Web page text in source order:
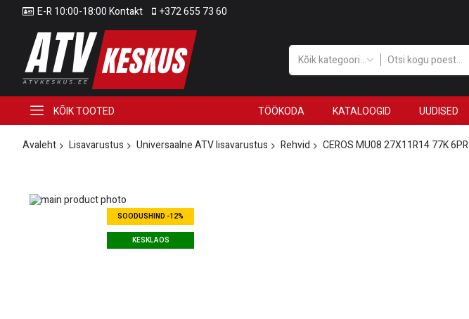
E-R 10:00-18:00 Kontakt +372 655 73 60
Kõik kategooriad
KÕIK TOOTED TÖÖKODA KATALOOGID UUDISED
Avaleht Lisavarustus Universaalne ATV lisavarustus Rehvid CEROS MU08 27X11R14 77K 6PR
Skip
SOODUSHIND -12%
KESKLAOS